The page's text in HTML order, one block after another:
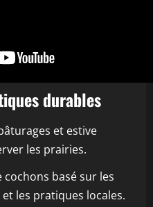
durables
et estive
les prairies.
cochons basé sur les
les pratiques locales.